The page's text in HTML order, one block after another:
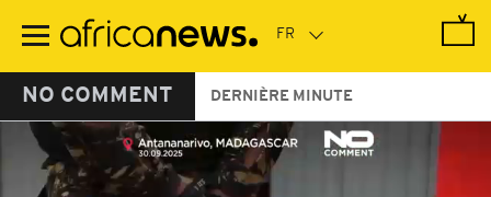
contenu
NO COMMENT DERNIÈRE MINUTE